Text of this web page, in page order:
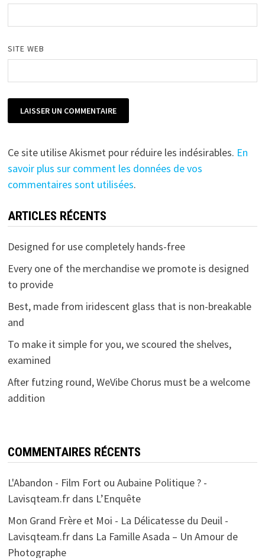
SITE WEB
Ce site utilise Akismet pour réduire les indésirables. En
savoir plus sur comment les données de vos
commentaires sont utilisées.
ARTICLES RÉCENTS
Designed for use completely hands-free
Every one of the merchandise we promote is designed
to provide
Best, made from iridescent glass that is non-breakable
and
To make it simple for you, we scoured the shelves,
examined
After futzing round, WeVibe Chorus must be a welcome
addition
COMMENTAIRES RÉCENTS
L'Abandon - Film Fort ou Aubaine Politique ? -
Lavisqteam.frdans L’Enquête
Mon Grand Frère et Moi - La Délicatesse du Deuil -
Lavisqteam.frdans La Famille Asada – Un Amour de
Photographe